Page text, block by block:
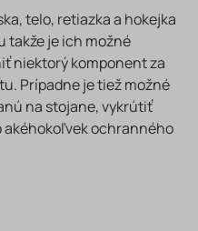
telo, retiazka a hokejka
takže je ich možné
niektorý komponent za
Prípadne je tiež možné
na stojane, vykrútiť
akéhokoľvek ochranného